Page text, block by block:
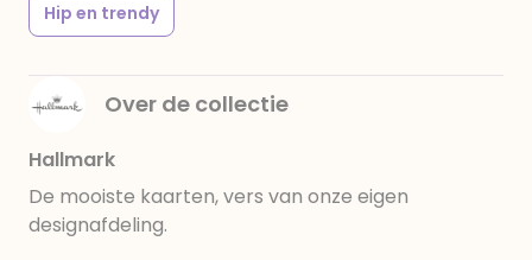
Hip en trendy
Over de collectie
Hallmark
De mooiste kaarten, vers van onze eigen
designafdeling.